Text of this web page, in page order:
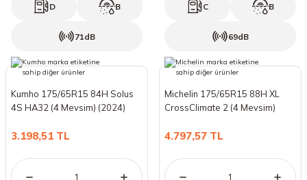
D B
71dB
Kumho 175/65R15 84H Solus
4S HA32 (4 Mevsim) (2024)
3.198,51 TL
C B
69dB
Michelin 175/65R15 88H XL
CrossClimate 2 (4 Mevsim)
4.797,57 TL